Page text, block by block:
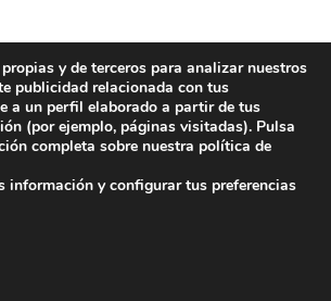
- 2026 | CLINICA DR BENITO DE
y de terceros para analizar nuestros
publicidad relacionada con tus
a un perfil elaborado a partir de tus
(por ejemplo, páginas visitadas). Pulsa
completa sobre nuestra política de
información y configurar tus preferencias